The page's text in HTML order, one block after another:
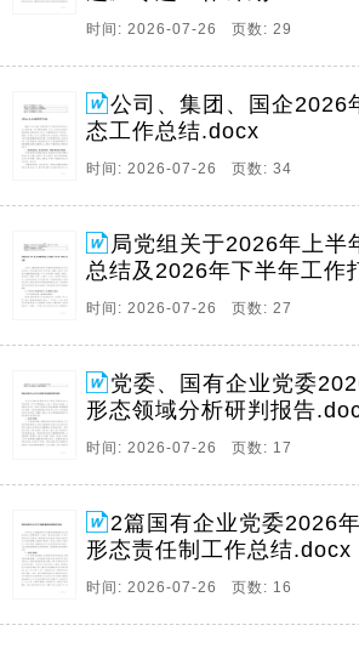
时间: 2026-07-26 页数: 29
公司、集团、国企2026
态工作总结.docx
时间: 2026-07-26 页数: 34
局党组关于2026年上半
总结及2026年下半年工作
时间: 2026-07-26 页数: 27
党委、国有企业党委
形态领域分析研判报告
时间: 2026-07-26 页数: 17
2篇国有企业党委2026
形态责任制工作总结.docx
时间: 2026-07-26 页数: 16